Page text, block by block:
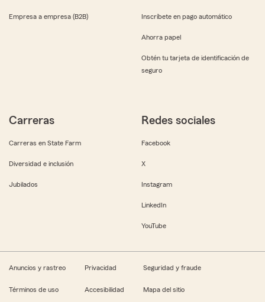
Empresa a empresa (B2B) Inscríbete en pago automático
Ahorra papel
Obtén tu tarjeta de identificación de
seguro
Carreras
Carreras en State Farm
Diversidad e inclusión
Jubilados
Redes sociales
Facebook
X
Instagram
LinkedIn
YouTube
Anuncios y rastreo Privacidad Seguridad y fraude
Términos de uso Accesibilidad Mapa del sitio